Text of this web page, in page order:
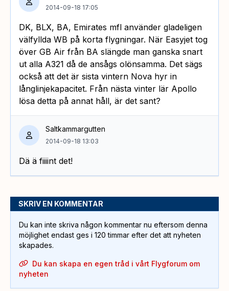
2014-09-18 17:05
DK, BLX, BA, Emirates mfl använder gladeligen
välfyllda WB på korta flygningar. När Easyjet tog
över GB Air från BA slängde man ganska snart
ut alla A321 då de ansågs olönsamma. Det sägs
också att det är sista vintern Nova hyr in
långlinjekapacitet. Från nästa vinter lär Apollo
lösa detta på annat håll, är det sant?
Saltkammargutten
2014-09-18 13:03
Dä ä fiiiint det!
SKRIV EN KOMMENTAR
Du kan inte skriva någon kommentar nu eftersom denna
möjlighet endast ges i 120 timmar efter det att nyheten
skapades.
Du kan skapa en egen tråd i vårt Flygforum om
nyheten